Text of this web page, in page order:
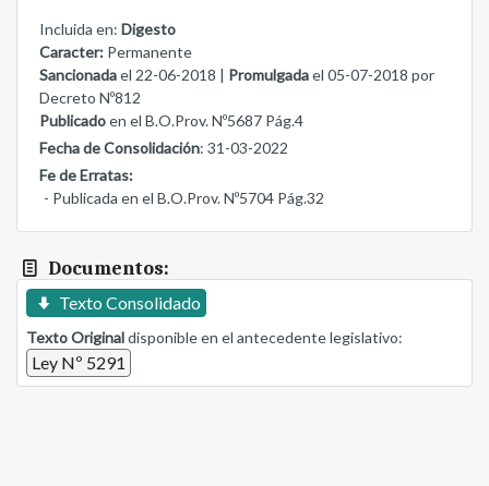
Incluida en: Digesto
Caracter: Permanente
Sancionadael 22-06-2018 | Promulgadael 05-07-2018 por
Decreto Nº812
Publicadoen el B.O.Prov. Nº5687 Pág.4
Fecha de Consolidación: 31-03-2022
Fe de Erratas:
- Publicada en el B.O.Prov. Nº5704 Pág.32
Documentos:
Texto Consolidado
Texto Originaldisponible en el antecedente legislativo:
Ley Nº 5291